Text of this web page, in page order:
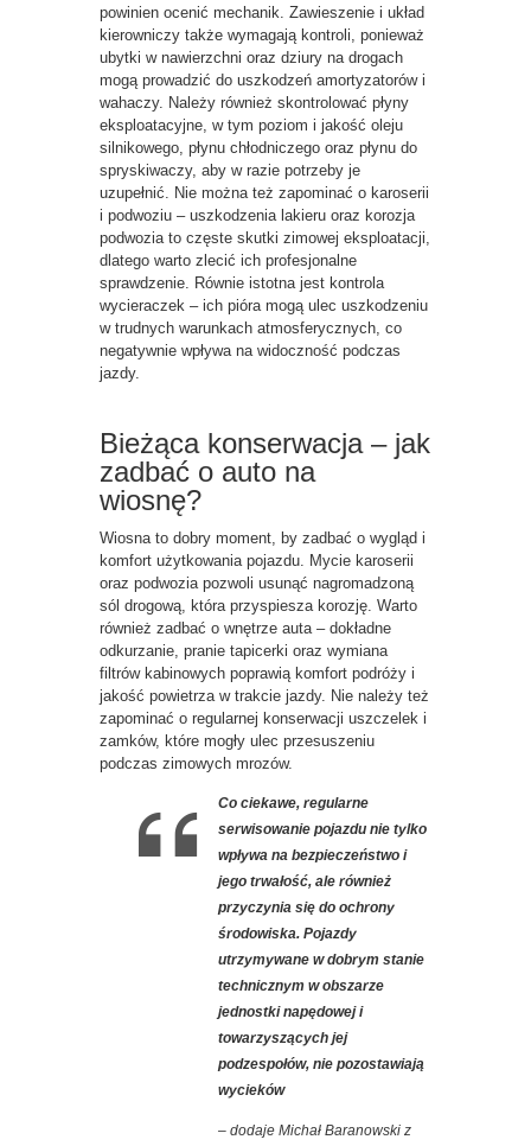
powinien ocenić mechanik. Zawieszenie i układ
kierowniczy także wymagają kontroli, ponieważ
ubytki w nawierzchni oraz dziury na drogach
mogą prowadzić do uszkodzeń amortyzatorów i
wahaczy. Należy również skontrolować płyny
eksploatacyjne, w tym poziom i jakość oleju
silnikowego, płynu chłodniczego oraz płynu do
spryskiwaczy, aby w razie potrzeby je
uzupełnić. Nie można też zapominać o karoserii
i podwoziu – uszkodzenia lakieru oraz korozja
podwozia to częste skutki zimowej eksploatacji,
dlatego warto zlecić ich profesjonalne
sprawdzenie. Równie istotna jest kontrola
wycieraczek – ich pióra mogą ulec uszkodzeniu
w trudnych warunkach atmosferycznych, co
negatywnie wpływa na widoczność podczas
jazdy.
Bieżąca konserwacja – jak
zadbać o auto na
wiosnę?
Wiosna to dobry moment, by zadbać o wygląd i
komfort użytkowania pojazdu. Mycie karoserii
oraz podwozia pozwoli usunąć nagromadzoną
sól drogową, która przyspiesza korozję. Warto
również zadbać o wnętrze auta – dokładne
odkurzanie, pranie tapicerki oraz wymiana
filtrów kabinowych poprawią komfort podróży i
jakość powietrza w trakcie jazdy. Nie należy też
zapominać o regularnej konserwacji uszczelek i
zamków, które mogły ulec przesuszeniu
podczas zimowych mrozów.
Co ciekawe, regularne
serwisowanie pojazdu nie tylko
wpływa na bezpieczeństwo i
jego trwałość, ale również
przyczynia się do ochrony
środowiska. Pojazdy
utrzymywane w dobrym stanie
technicznym w obszarze
jednostki napędowej i
towarzyszących jej
podzespołów, nie pozostawiają
wycieków
– dodaje Michał Baranowski z